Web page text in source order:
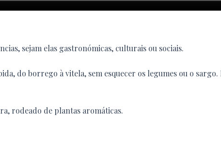
sejam elas gastronómicas, culturais ou sociais.
do borrego à vitela, sem esquecer os legumes ou o
rodeado de plantas aromáticas.